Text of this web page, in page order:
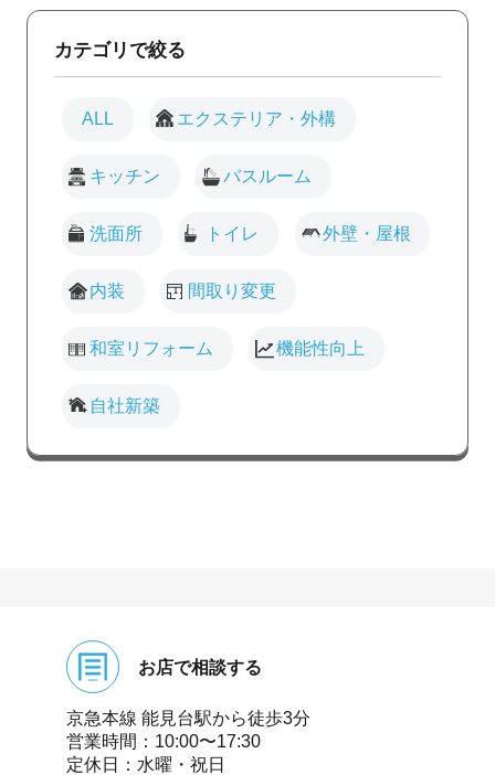
カテゴリで絞る
ALL エクステリア・外構
キッチン バスルーム
洗面所 トイレ 外壁・屋根
内装 間取り変更
和室リフォーム 機能性向上
自社新築
お店で相談する
京急本線 能⾒台駅から徒歩3分
営業時間：10:00〜17:30
定休⽇：⽔曜・祝⽇